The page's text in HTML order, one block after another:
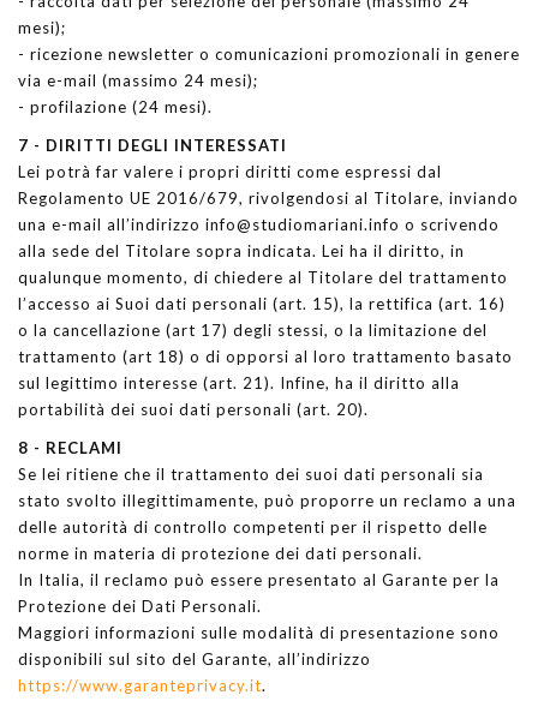
mesi);
- ricezione newsletter o comunicazioni promozionali in genere
via e-mail (massimo 24 mesi);
- profilazione (24 mesi).
7 - DIRITTI DEGLI INTERESSATI
Lei potrà far valere i propri diritti come espressi dal
Regolamento UE 2016/679, rivolgendosi al Titolare, inviando
una e-mail all’indirizzo info@studiomariani.info o scrivendo
alla sede del Titolare sopra indicata. Lei ha il diritto, in
qualunque momento, di chiedere al Titolare del trattamento
l’accesso ai Suoi dati personali (art. 15), la rettifica (art. 16)
o la cancellazione (art 17) degli stessi, o la limitazione del
trattamento (art 18) o di opporsi al loro trattamento basato
sul legittimo interesse (art. 21). Infine, ha il diritto alla
portabilità dei suoi dati personali (art. 20).
8 - RECLAMI
Se lei ritiene che il trattamento dei suoi dati personali sia
stato svolto illegittimamente, può proporre un reclamo a una
delle autorità di controllo competenti per il rispetto delle
norme in materia di protezione dei dati personali.
In Italia, il reclamo può essere presentato al Garante per la
Protezione dei Dati Personali.
Maggiori informazioni sulle modalità di presentazione sono
disponibili sul sito del Garante, all’indirizzo
https://www.garanteprivacy.it.